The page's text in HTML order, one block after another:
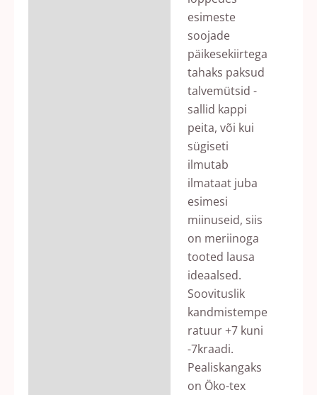
esimeste
soojade
päikesekiirtega
tahaks paksud
talvemütsid -
sallid kappi
peita, või kui
sügiseti
ilmutab
ilmataat juba
esimesi
miinuseid, siis
on meriinoga
tooted lausa
ideaalsed.
Soovituslik
kandmistempe
ratuur +7 kuni
-7kraadi.
Pealiskangaks
on Öko-tex